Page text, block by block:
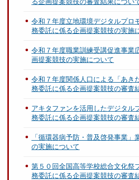
令和７年度立地環境デジタルプロ
務委託に係る企画提案競技の実施
令和７年度職業訓練受講促進事業
画提案競技の実施について
令和７年度関係人口による「あき
務委託に係る企画提案競技の審査
アキタファンを活用したデジタル
務委託に係る企画提案競技の審査
「循環器病予防・普及啓発事業」
の実施について
第５０回全国高等学校総合文化祭
務委託に係る企画提案競技の審査